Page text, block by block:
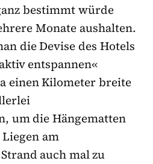
bestimmt würde
Monate aushalten.
die Devise des Hotels
entspannen«
einen Kilometer breite
um die Hängematten
am
auch mal zu